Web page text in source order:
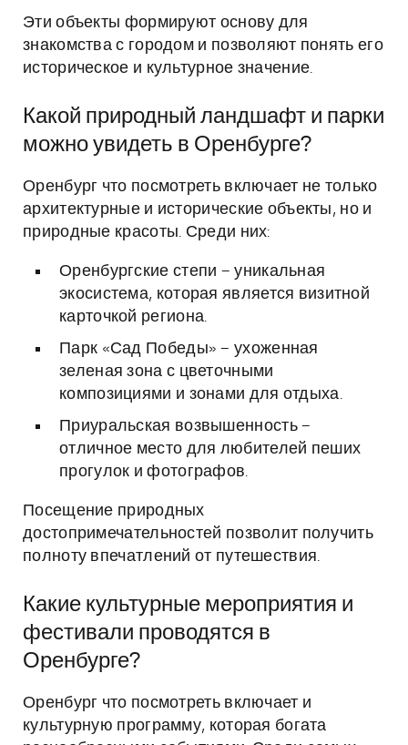
Эти объекты формируют основу для
знакомства с городом и позволяют понять его
историческое и культурное значение.
Какой природный ландшафт и парки
можно увидеть в Оренбурге?
Оренбург что посмотреть включает не только
архитектурные и исторические объекты, но и
природные красоты. Среди них:
Оренбургские степи – уникальная
экосистема, которая является визитной
карточкой региона.
Парк «Сад Победы» – ухоженная
зеленая зона с цветочными
композициями и зонами для отдыха.
Приуральская возвышенность –
отличное место для любителей пеших
прогулок и фотографов.
Посещение природных
достопримечательностей позволит получить
полноту впечатлений от путешествия.
Какие культурные мероприятия и
фестивали проводятся в
Оренбурге?
Оренбург что посмотреть включает и
культурную программу, которая богата